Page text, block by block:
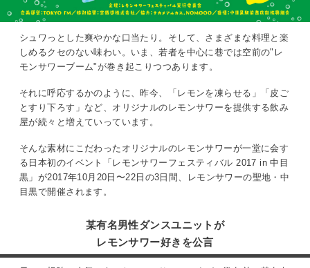
シュワっとした爽やかな口当たり。そして、さまざまな料理と楽
しめるクセのない味わい。いま、若者を中心に巷では空前の"レ
モンサワーブーム"が巻き起こりつつあります。
それに呼応するかのように、昨今、「レモンを凍らせる」「皮ご
とすり下ろす」など、オリジナルのレモンサワーを提供する飲み
屋が続々と増えていっています。
そんな素材にこだわったオリジナルのレモンサワーが一堂に会す
る日本初のイベント「レモンサワーフェスティバル 2017 in 中目
黒」が2017年10月20日〜22日の3日間、レモンサワーの聖地・中
目黒で開催されます。
某有名男性ダンスユニットが
レモンサワー好きを公言